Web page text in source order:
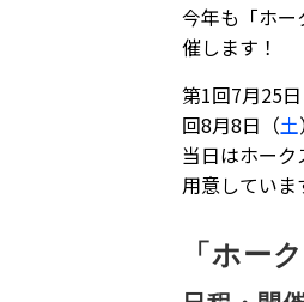
今年も「ホ
催します！
第1回7月25
回8月8日（土
当日はホー
用意していま
「ホー